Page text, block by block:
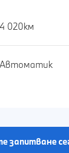
4 020км
Автоматик
запитване